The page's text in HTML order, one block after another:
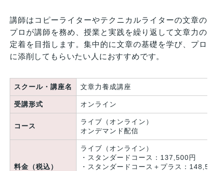
講師はコピーライターやテクニカルライターの文章の
プロが講師を務め、授業と実践を繰り返して文章力の
定着を目指します。集中的に文章の基礎を学び、プロ
に添削してもらいたい人におすすめです。
スクール・講座名 文章力養成講座
受講形式 オンライン
コース
ライブ（オンライン）
オンデマンド配信
料金（税込）
ライブ（オンライン）
・スタンダードコース：137,500円
・スタンダードコース＋プラス：